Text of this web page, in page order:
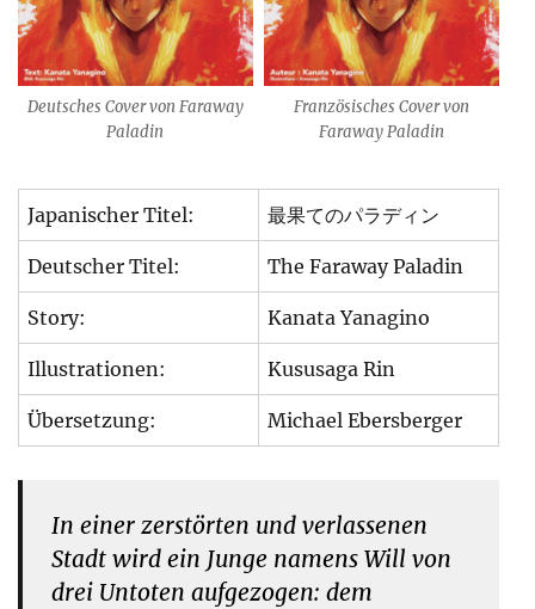
Deutsches Cover von Faraway
Paladin
Französisches Cover von
Faraway Paladin
Japanischer Titel: 最果てのパラディン
Deutscher Titel: The Faraway Paladin
Story: Kanata Yanagino
Illustrationen: Kususaga Rin
Übersetzung: Michael Ebersberger
In einer zerstörten und verlassenen
Stadt wird ein Junge namens Will von
drei Untoten aufgezogen: dem